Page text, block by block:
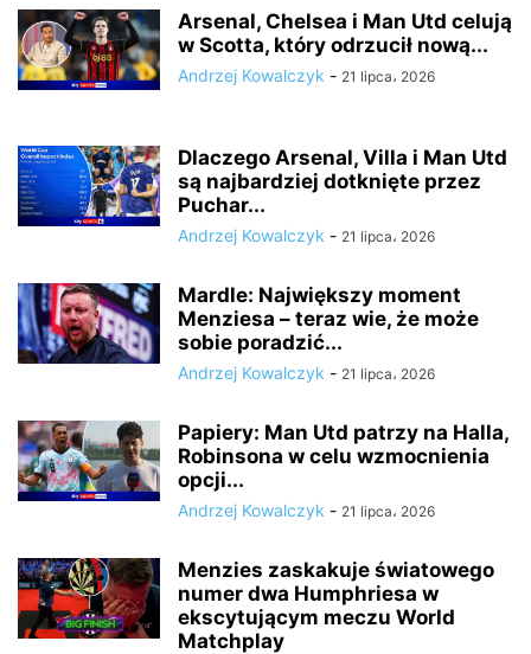
Arsenal, Chelsea i Man Utd celują
w Scotta, który odrzucił nową...
Andrzej Kowalczyk - 21 lipca، 2026
Dlaczego Arsenal, Villa i Man Utd
są najbardziej dotknięte przez
Puchar...
Andrzej Kowalczyk - 21 lipca، 2026
Mardle: Największy moment
Menziesa – teraz wie, że może
sobie poradzić...
Andrzej Kowalczyk - 21 lipca، 2026
Papiery: Man Utd patrzy na Halla,
Robinsona w celu wzmocnienia
opcji...
Andrzej Kowalczyk - 21 lipca، 2026
Menzies zaskakuje światowego
numer dwa Humphriesa w
ekscytującym meczu World
Matchplay